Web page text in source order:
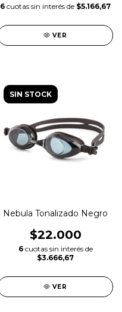
6 cuotas sin interés de $5.166,67
VER
SIN STOCK
Nebula Tonalizado Negro
$22.000
6 cuotas sin interés de
$3.666,67
VER